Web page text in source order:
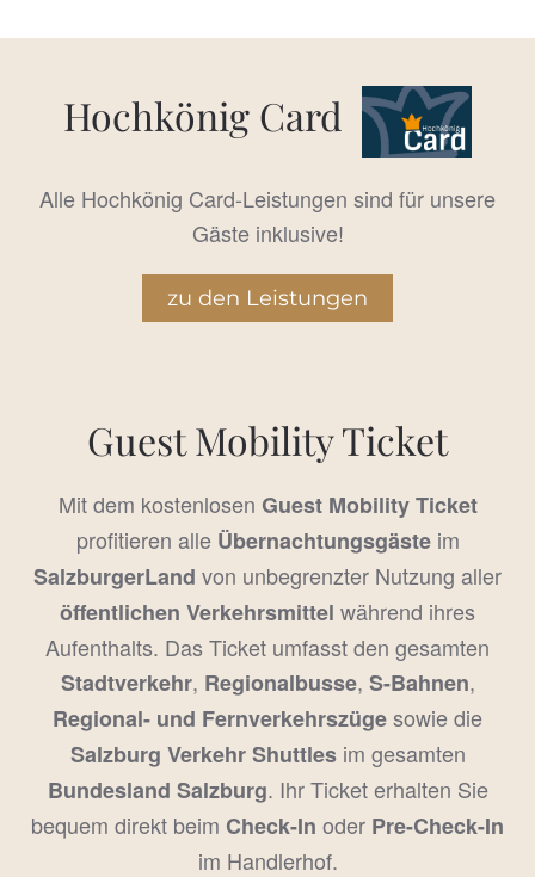
Hochkönig Card
Alle Hochkönig Card-Leistungen sind für unsere
Gäste inklusive!
zu den Leistungen
Guest Mobility Ticket
Mit dem kostenlosen Guest Mobility Ticket
profitieren alle Übernachtungsgästeim
SalzburgerLand von unbegrenzter Nutzung aller
öffentlichen Verkehrsmittel während ihres
Aufenthalts. Das Ticket umfasst den gesamten
Stadtverkehr, Regionalbusse, S-Bahnen,
Regional- und Fernverkehrszügesowie die
Salzburg Verkehr Shuttlesim gesamten
Bundesland Salzburg. Ihr Ticket erhalten Sie
bequem direkt beim Check-In oder Pre-Check-In
im Handlerhof.